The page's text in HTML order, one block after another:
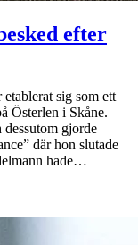
efter
sig som ett
Österlen i Skåne.
gjorde
där hon slutade
hade…